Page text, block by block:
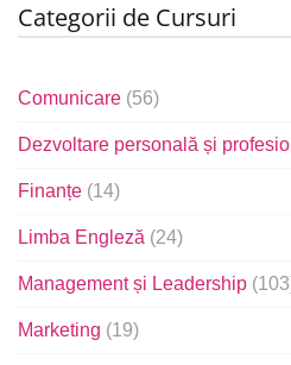
Categorii de Cursuri
Comunicare (56)
Dezvoltare personală și
Finanțe (14)
Limba Engleză (24)
Management și Leadership
Marketing (19)